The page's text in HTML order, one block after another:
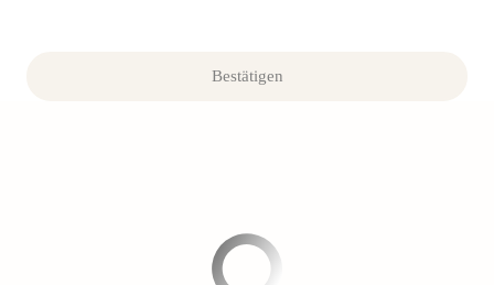
Bestätigen